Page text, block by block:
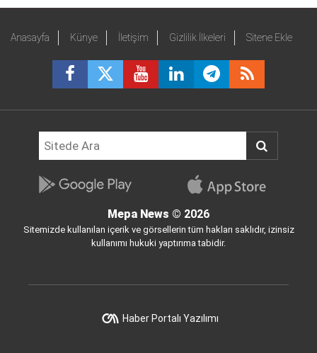
Anasayfa Künye İletişim Gizlilik İlkeleri Sitene Ekle
Mepa News © 2026
Sitemizde kullanılan içerik ve görsellerin tüm hakları saklıdır, izinsiz
kullanımı hukuki yaptırıma tabidir.
Haber Portalı Yazılımı